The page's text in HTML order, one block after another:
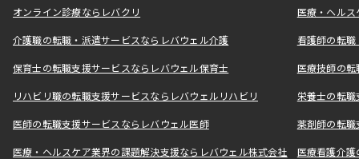
オンライン診療ならレバクリ 医療・ヘル
介護職の転職・派遣サービスならレバウェル介護 看護師の転
保育士の転職支援サービスならレバウェル保育士 医療技師の
リハビリ職の転職支援サービスならレバウェルリハビリ 栄養士の転
医師の転職支援サービスならレバウェル医師 薬剤師の転
医療・ヘルスケア業界の課題解決支援ならレバウェル株式会社 医療看護介